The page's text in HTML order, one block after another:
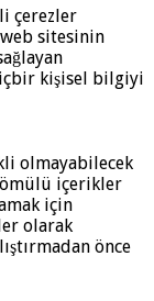
çerezler
sitesinin
kişisel bilgiyi
olmayabilecek
içerikler
için
olarak
önce